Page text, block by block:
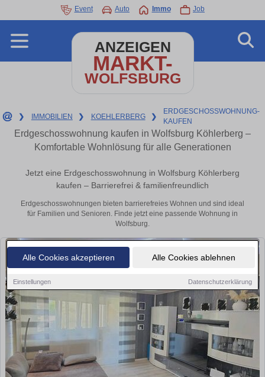
Alle Cookies akzeptieren Alle Cookies ablehnen
Einstellungen Datenschutzerklärung
Event Auto Immo Job
ANZEIGEN
MARKT-
WOLFSBURG
❯ IMMOBILIEN ❯ KOEHLERBERG ❯
ERDGESCHOSSWOHNUNG-
KAUFEN
Erdgeschosswohnung kaufen in Wolfsburg Köhlerberg –
Komfortable Wohnlösung für alle Generationen
Jetzt eine Erdgeschosswohnung in Wolfsburg Köhlerberg
kaufen – Barrierefrei & familienfreundlich
Erdgeschosswohnungen bieten barrierefreies Wohnen und sind ideal
für Familien und Senioren. Finde jetzt eine passende Wohnung in
Wolfsburg.